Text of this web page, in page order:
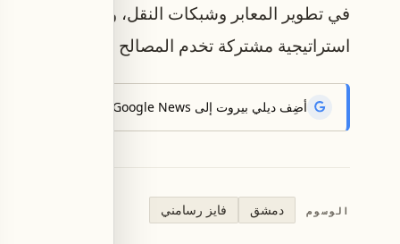
في تطوير المعابر وشبكات النقل، وتحقيق انسيابية
استراتيجية مشتركة تخدم المصالح الاقتصادية
أضِف ديلي بيروت إلى Google News لتتلقّى أحدث الأخبار أوّلاً.
الوسوم دمشق فايز رسامني